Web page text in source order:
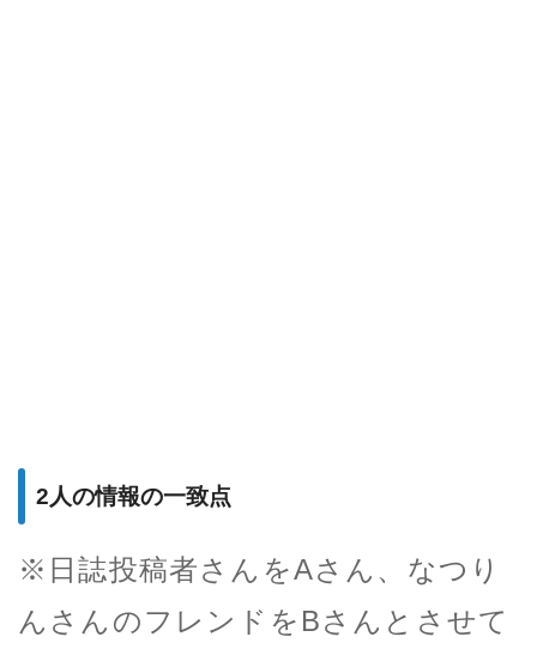
2人の情報の一致点
※日誌投稿者さんをAさん、なつり
んさんのフレンドをBさんとさせて